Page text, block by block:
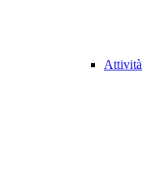
Attività